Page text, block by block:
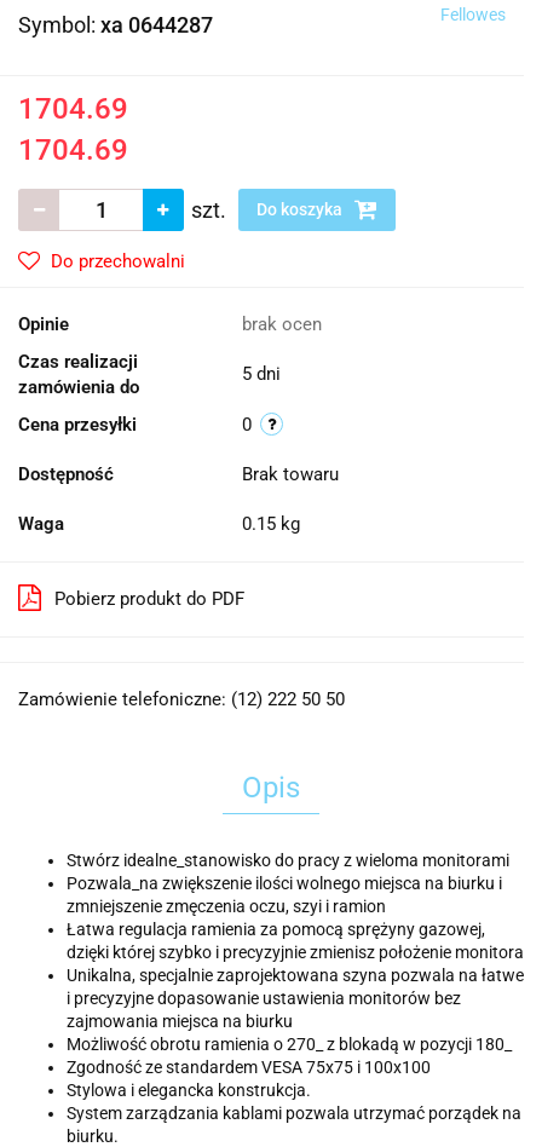
Symbol: xa 0644287 Fellowes
1704.69
1704.69
szt. Do koszyka
Do przechowalni
Opinie
brak ocen
Czas realizacji
zamówienia do
5 dni
Cena przesyłki 0
Dostępność Brak towaru
Waga 0.15 kg
Pobierz produkt do PDF
Zamówienie telefoniczne: (12) 222 50 50
Opis
Stwórz idealne_stanowisko do pracy z wieloma monitorami
Pozwala_na zwiększenie ilości wolnego miejsca na biurku i
zmniejszenie zmęczenia oczu, szyi i ramion
Łatwa regulacja ramienia za pomocą sprężyny gazowej,
dzięki której szybko i precyzyjnie zmienisz położenie monitora
Unikalna, specjalnie zaprojektowana szyna pozwala na łatwe
i precyzyjne dopasowanie ustawienia monitorów bez
zajmowania miejsca na biurku
Możliwość obrotu ramienia o 270_ z blokadą w pozycji 180_
Zgodność ze standardem VESA 75x75 i 100x100
Stylowa i elegancka konstrukcja.
System zarządzania kablami pozwala utrzymać porządek na
biurku.